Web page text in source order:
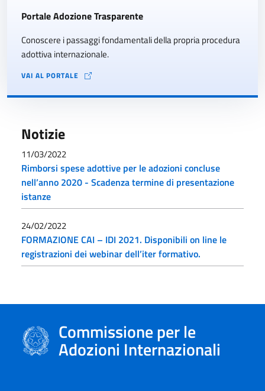
Portale Adozione Trasparente
Conoscere i passaggi fondamentali della propria procedura
adottiva internazionale.
VAI AL PORTALE
Notizie
11/03/2022
Rimborsi spese adottive per le adozioni concluse
nell’anno 2020 - Scadenza termine di presentazione
istanze
24/02/2022
FORMAZIONE CAI – IDI 2021. Disponibili on line le
registrazioni dei webinar dell’iter formativo.
Commissione per le
Adozioni Internazionali